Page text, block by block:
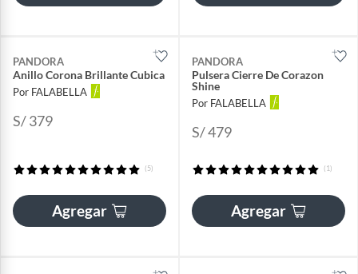
PANDORA
Anillo Corona Brillante Cubica
Por FALABELLA
S/ 379
(5)
Agregar
PANDORA
Pulsera Cierre De Corazon
Shine
Por FALABELLA
S/ 479
(1)
Agregar